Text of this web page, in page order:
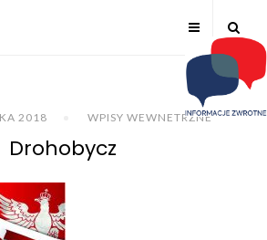
2018 WPISY WEWNETRZNE
Drohobycz